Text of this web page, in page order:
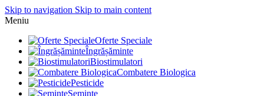
Skip to navigation Skip to main content
Meniu
Oferte Speciale
Îngrășăminte
Biostimulatori
Combatere Biologica
Pesticide
Semințe